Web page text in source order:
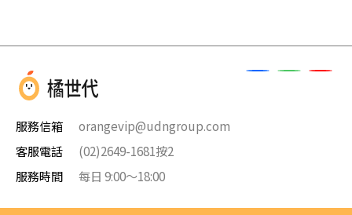
服務信箱
orangevip@udngroup.com
客服電話
(02)2649-1681按2
服務時間
每日 9:00～18:00